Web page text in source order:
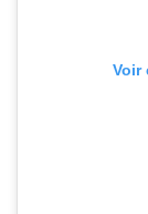
Voir